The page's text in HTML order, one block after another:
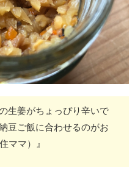
生姜がちょっぴり辛いで
豆ご飯に合わせるのがお
ママ）』